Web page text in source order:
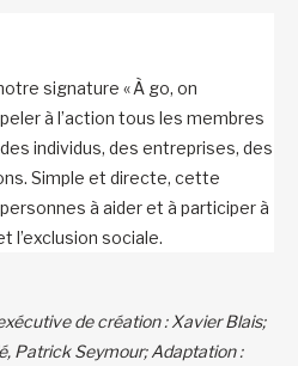
signature « À go, on
à l’action tous les membres
individus, des entreprises, des
Simple et directe, cette
à aider et à participer à
l’exclusion sociale.
de création : Xavier Blais;
Patrick Seymour; Adaptation :